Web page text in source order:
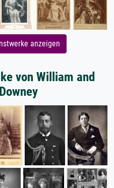
anzeigen
von William and